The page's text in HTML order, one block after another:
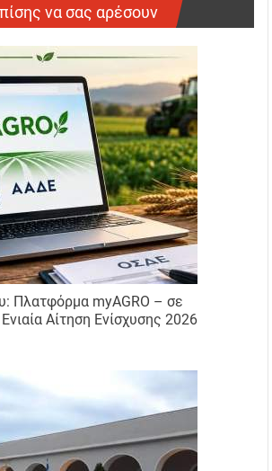
να σας αρέσουν
Πλατφόρμα myAGRO – σε
Αίτηση Ενίσχυσης 2026